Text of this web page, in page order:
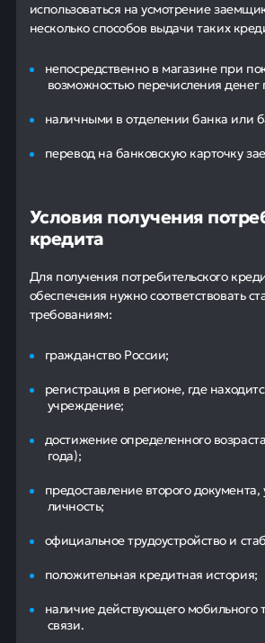
использоваться на усмотрение
несколько способов выдачи таких
непосредственно в магазине при
возможностью перечисления денег
наличными в отделении банка или
перевод на банковскую карточку
Условия получения
кредита
Для получения потребительского
обеспечения нужно соответствовать
требованиям:
гражданство России;
регистрация в регионе, где
учреждение;
достижение определенного
года);
предоставление второго
личность;
официальное трудоустройство и
положительная кредитная история;
наличие действующего мобильного
связи.